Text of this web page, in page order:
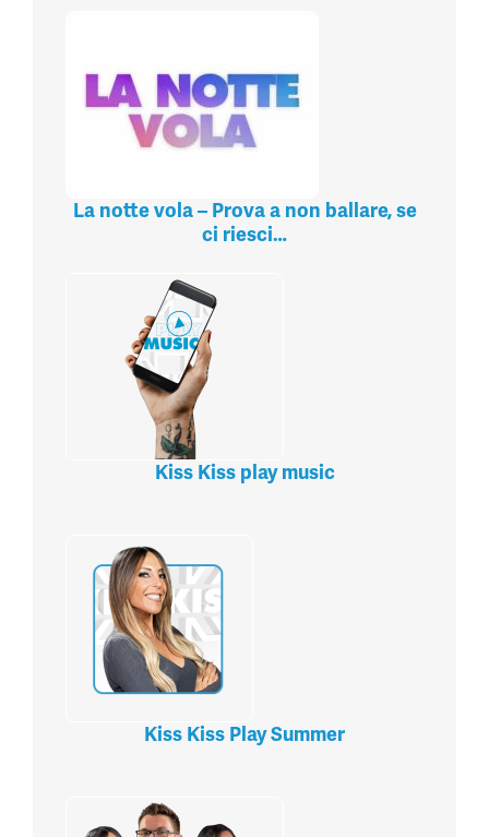
La notte vola – Prova a non ballare, se
ci riesci…
Kiss Kiss play music
Kiss Kiss Play Summer